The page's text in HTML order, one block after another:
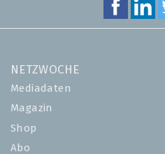
NETZWOCHE
Mediadaten
Magazin
Shop
Abo